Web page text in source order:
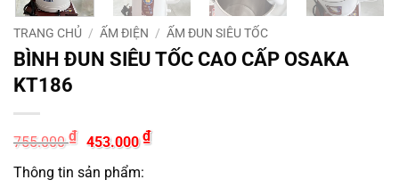
TRANG CHỦ / ẤM ĐIỆN / ẤM ĐUN SIÊU TỐC
BÌNH ĐUN SIÊU TỐC CAO CẤP OSAKA
KT186
755.000₫
Giá
gốc
là:
755.000 ₫.
453.000₫Giá
hiện
Thông tin sản phẩm: